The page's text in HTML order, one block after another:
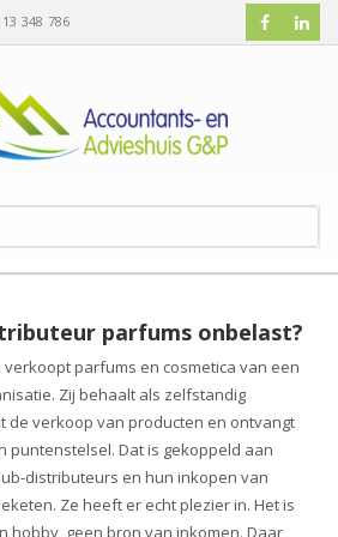
348 786
o
g
l
n
a
v
i
t
parfums onbelast?
parfums en cosmetica van een
Zij behaalt als zelfstandig
de verkoop van producten en ontvangt
puntenstelsel. Dat is gekoppeld aan
distributeurs en hun inkopen van
Ze heeft er echt plezier in. Het is
hobby, geen bron van inkomen. Daar